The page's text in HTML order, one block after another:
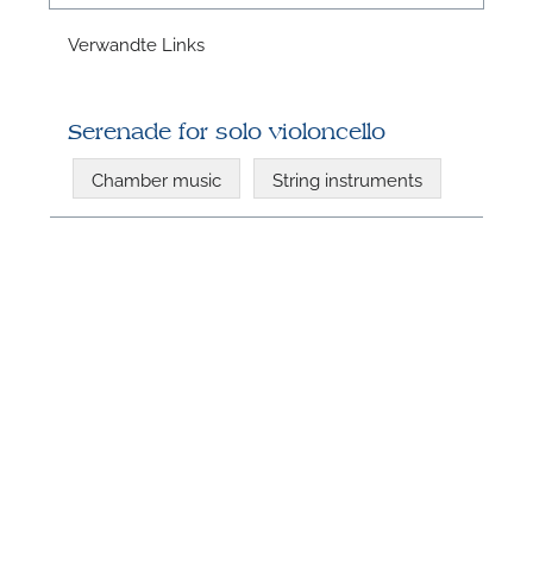
Verwandte Links
Serenade for solo violoncello
Chamber music String instruments